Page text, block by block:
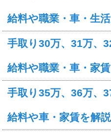
給料や職業・車・生
手取り30万、31万、
給料や職業・車・家賃
手取り35万、36万、
給料や車・家賃を解説